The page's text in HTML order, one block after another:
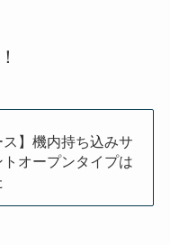
ス】機内持ち込みサ
オープンタイプは